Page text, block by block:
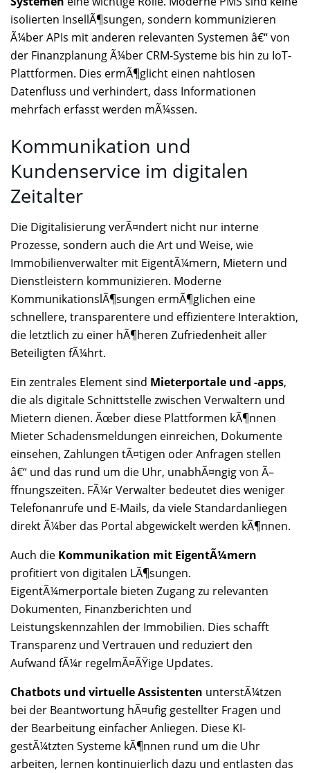
isolierten InsellÃ¶sungen, sondern kommunizieren
Ã¼ber APIs mit anderen relevanten Systemen â€“ von
der Finanzplanung Ã¼ber CRM-Systeme bis hin zu IoT-
Plattformen. Dies ermÃ¶glicht einen nahtlosen
Datenfluss und verhindert, dass Informationen
mehrfach erfasst werden mÃ¼ssen.
Kommunikation und
Kundenservice im digitalen
Zeitalter
Die Digitalisierung verÃ¤ndert nicht nur interne
Prozesse, sondern auch die Art und Weise, wie
Immobilienverwalter mit EigentÃ¼mern, Mietern und
Dienstleistern kommunizieren. Moderne
KommunikationslÃ¶sungen ermÃ¶glichen eine
schnellere, transparentere und effizientere Interaktion,
die letztlich zu einer hÃ¶heren Zufriedenheit aller
Beteiligten fÃ¼hrt.
Ein zentrales Element sind Mieterportale und -apps,
die als digitale Schnittstelle zwischen Verwaltern und
Mietern dienen. Ãœber diese Plattformen kÃ¶nnen
Mieter Schadensmeldungen einreichen, Dokumente
einsehen, Zahlungen tÃ¤tigen oder Anfragen stellen
â€“ und das rund um die Uhr, unabhÃ¤ngig von Ã–
ffnungszeiten. FÃ¼r Verwalter bedeutet dies weniger
Telefonanrufe und E-Mails, da viele Standardanliegen
direkt Ã¼ber das Portal abgewickelt werden kÃ¶nnen.
Auch die Kommunikation mit EigentÃ¼mern
profitiert von digitalen LÃ¶sungen.
EigentÃ¼merportale bieten Zugang zu relevanten
Dokumenten, Finanzberichten und
Leistungskennzahlen der Immobilien. Dies schafft
Transparenz und Vertrauen und reduziert den
Aufwand fÃ¼r regelmÃ¤ÃŸige Updates.
Chatbots und virtuelle Assistenten unterstÃ¼tzen
bei der Beantwortung hÃ¤ufig gestellter Fragen und
der Bearbeitung einfacher Anliegen. Diese KI-
gestÃ¼tzten Systeme kÃ¶nnen rund um die Uhr
arbeiten, lernen kontinuierlich dazu und entlasten das